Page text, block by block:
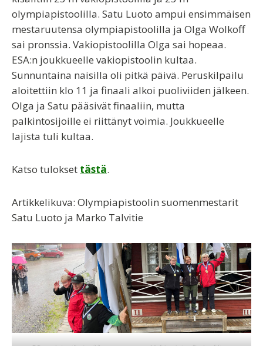
olympiapistoolilla. Satu Luoto ampui ensimmäisen
mestaruutensa olympiapistoolilla ja Olga Wolkoff
sai pronssia. Vakiopistoolilla Olga sai hopeaa.
ESA:n joukkueelle vakiopistoolin kultaa.
Sunnuntaina naisilla oli pitkä päivä. Peruskilpailu
aloitettiin klo 11 ja finaali alkoi puoliviiden jälkeen.
Olga ja Satu pääsivät finaaliin, mutta
palkintosijoille ei riittänyt voimia. Joukkueelle
lajista tuli kultaa.
Katso tulokset tästä.
Artikkelikuva: Olympiapistoolin suomenmestarit
Satu Luoto ja Marko Talvitie